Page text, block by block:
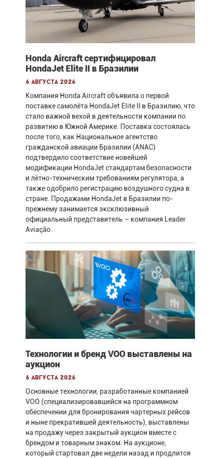
Honda Aircraft сертифицировал
HondaJet Elite II в Бразилии
6 августа 2026
Компания Honda Aircraft объявила о первой
поставке самолёта HondaJet Elite II в Бразилию, что
стало важной вехой в деятельности компании по
развитию в Южной Америке. Поставка состоялась
после того, как Национальное агентство
гражданской авиации Бразилии (ANAC)
подтвердило соответствие новейшей
модификации HondaJet стандартам безопасности
и лётно-техническим требованиям регулятора, а
также одобрило регистрацию воздушного судна в
стране. Продажами HondaJet в Бразилии по-
прежнему занимается эксклюзивный
официальный представитель – компания Leader
Aviação.
Технологии и бренд VOO выставлены на
аукцион
6 августа 2026
Основные технологии, разработанные компанией
VOO (специализировавшейся на программном
обеспечении для бронирования чартерных рейсов
и ныне прекратившей деятельность), выставлены
на продажу через закрытый аукцион вместе с
брендом и товарным знаком. На аукционе,
который стартовал две недели назад и продлится